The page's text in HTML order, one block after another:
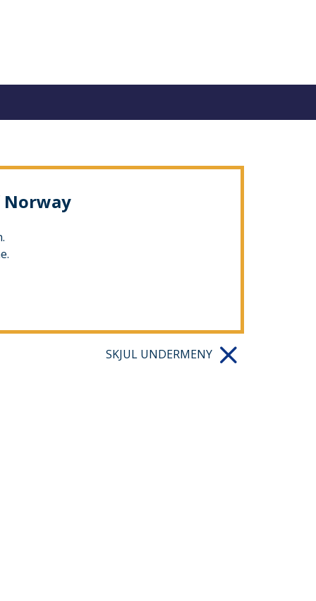
Norway
SKJUL UNDERMENY